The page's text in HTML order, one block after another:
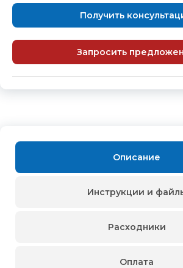
Получить
Запросить
Описание
Инструкции и
Расходники
Оплата